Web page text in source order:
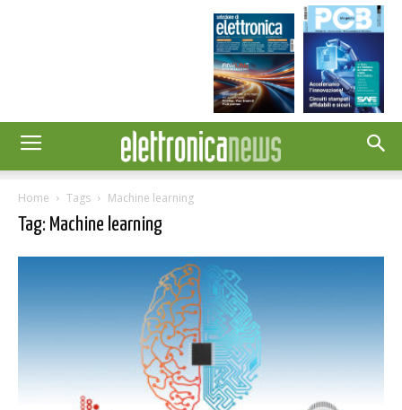
Home Tags Machine learning
Tag: Machine learning